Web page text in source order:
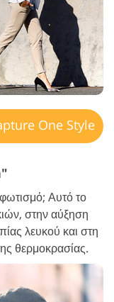
One Style
Αυτό το
στην αύξηση
λευκού και στη
θερμοκρασίας.